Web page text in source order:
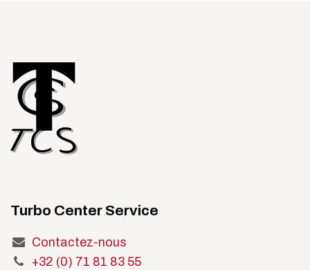
Turbo Center Service
Contactez-nous
+32 (0) 71 81 83 55